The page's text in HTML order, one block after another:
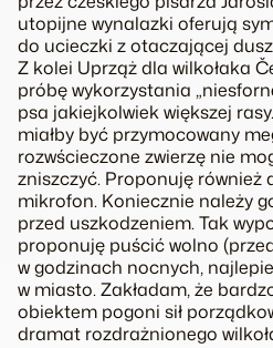
utopijne wynalazki oferują
do ucieczki z otaczającej
Z kolei Uprząż dla wilkołaka
próbę wykorzystania
psa jakiejkolwiek większej
miałby być przymocowany
rozwścieczone zwierzę nie
zniszczyć. Proponuję
mikrofon. Koniecznie należy
przed uszkodzeniem. Tak
proponuję puścić wolno
w godzinach nocnych,
w miasto. Zakładam, że
obiektem pogoni sił
dramat rozdrażnionego